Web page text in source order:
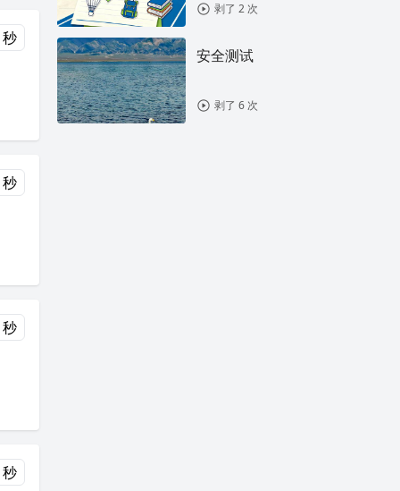
剥了 2 次
安全测试
剥了 6 次